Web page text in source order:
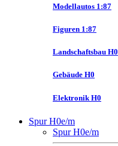
Modellautos 1:87
Figuren 1:87
Landschaftsbau H0
Gebäude H0
Elektronik H0
Spur H0e/m
Spur H0e/m